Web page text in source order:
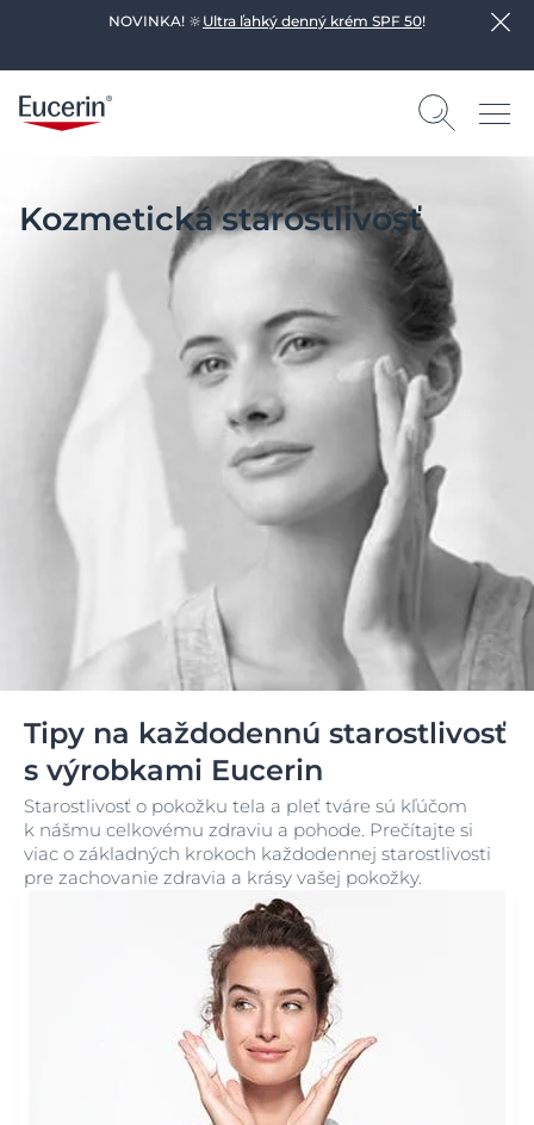
NOVINKA! 🔆 Ultra ľahký denný krém SPF 50!
Kozmetická starostlivosť
Tipy na každodennú starostlivosť
s výrobkami Eucerin
Starostlivosť o pokožku tela a pleť tváre sú kľúčom
k nášmu celkovému zdraviu a pohode. Prečítajte si
viac o základných krokoch každodennej starostlivosti
pre zachovanie zdravia a krásy vašej pokožky.